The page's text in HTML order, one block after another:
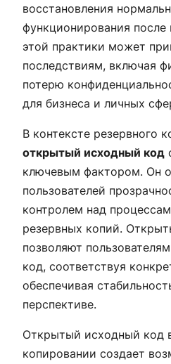
восстановления
функционирования после
этой практики может
последствиям, включая
потерю
для бизнеса и личных
В контексте резервного
открытый исходный код
ключевым фактором. Он
пользователей
контролем над
резервных копий.
позволяют
код, соответствуя
обеспечивая
перспективе.
Открытый исходный код
копировании создает